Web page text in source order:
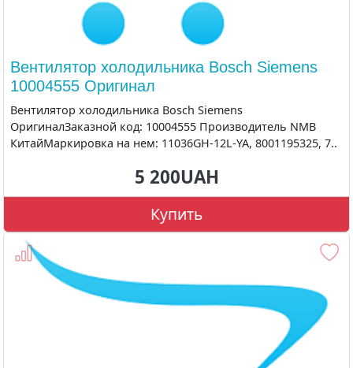
Вентилятор холодильника Bosch Siemens
10004555 Оригинал
Вентилятор холодильника Bosch Siemens
ОригиналЗаказной код: 10004555 Производитель NMB
КитайМаркировка на нем: 11036GH-12L-YA, 8001195325, 7..
5 200UAH
Купить